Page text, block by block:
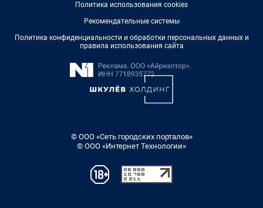
Политика использования cookies
Рекомендательные системы
Политика конфиденциальности и обработки персональных данных и
правила использования сайта
© ООО «Сеть городских порталов»
© ООО «Интернет Технологии»